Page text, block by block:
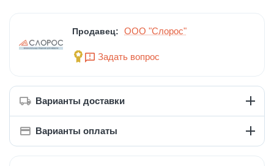
Продавец: ООО "Слорос"
Задать вопрос
Варианты доставки
Варианты оплаты